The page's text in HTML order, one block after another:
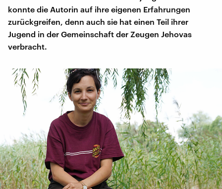
konnte die Autorin auf ihre eigenen Erfahrungen
zurückgreifen, denn auch sie hat einen Teil ihrer
Jugend in der Gemeinschaft der Zeugen Jehovas
verbracht.